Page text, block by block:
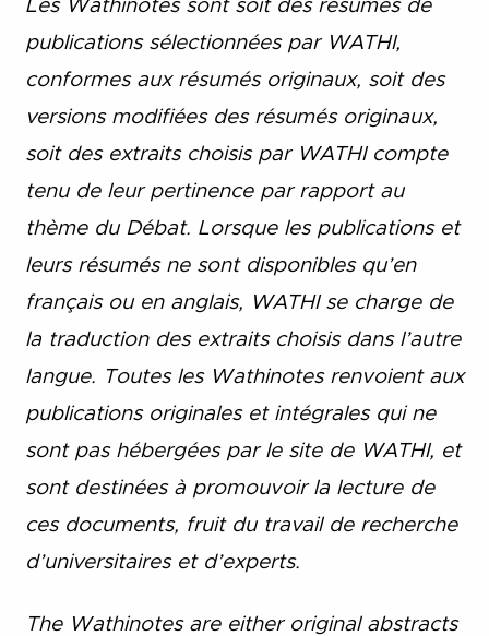
Les Wathinotes sont soit des résumés de
publications sélectionnées par WATHI,
conformes aux résumés originaux, soit des
versions modifiées des résumés originaux,
soit des extraits choisis par WATHI compte
tenu de leur pertinence par rapport au
thème du Débat. Lorsque les publications et
leurs résumés ne sont disponibles qu’en
français ou en anglais, WATHI se charge de
la traduction des extraits choisis dans l’autre
langue. Toutes les Wathinotes renvoient aux
publications originales et intégrales qui ne
sont pas hébergées par le site de WATHI, et
sont destinées à promouvoir la lecture de
ces documents, fruit du travail de recherche
d’universitaires et d’experts.
The Wathinotes are either original abstracts